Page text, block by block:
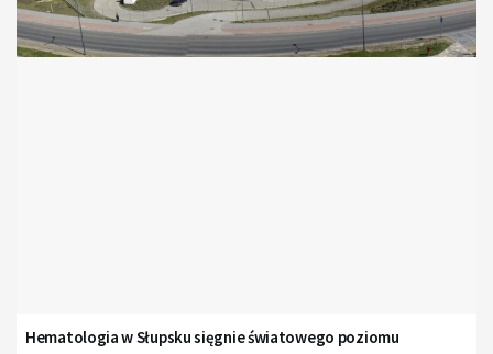
Hematologia w Słupsku sięgnie światowego poziomu